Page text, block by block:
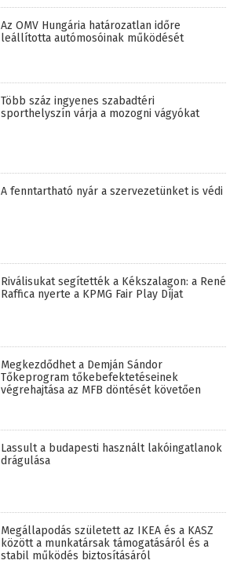
Az OMV Hungária határozatlan időre
leállította autómosóinak működését
Több száz ingyenes szabadtéri
sporthelyszín várja a mozogni vágyókat
A fenntartható nyár a szervezetünket is védi
Riválisukat segítették a Kékszalagon: a René
Raffica nyerte a KPMG Fair Play Díjat
Megkezdődhet a Demján Sándor
Tőkeprogram tőkebefektetéseinek
végrehajtása az MFB döntését követően
Lassult a budapesti használt lakóingatlanok
drágulása
Megállapodás született az IKEA és a KASZ
között a munkatársak támogatásáról és a
stabil működés biztosításáról